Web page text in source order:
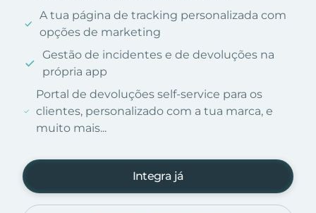
A tua página de tracking personalizada com
opções de marketing
Gestão de incidentes e de devoluções na
própria app
Portal de devoluções self-service para os
clientes, personalizado com a tua marca, e
muito mais...
Integra já